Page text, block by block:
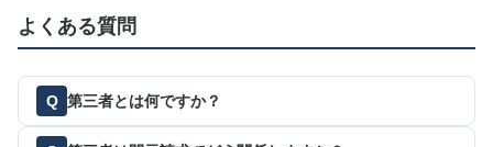
よくある質問
第三者とは何ですか？